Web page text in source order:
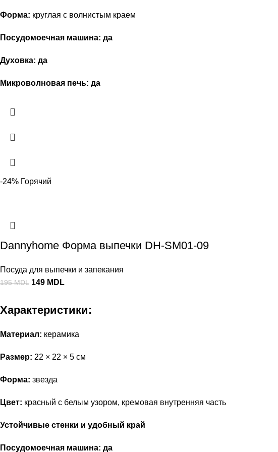
Форма: круглая с волнистым краем
Посудомоечная машина: да
Духовка: да
Микроволновая печь: да
-24% Горячий
Dannyhome Форма выпечки DH-SM01-09
Посуда для выпечки и запекания
195MDL 149 MDL
Характеристики:
Материал: керамика
Размер: 22 × 22 × 5 см
Форма: звезда
Цвет: красный с белым узором, кремовая внутренняя часть
Устойчивые стенки и удобный край
Посудомоечная машина: да